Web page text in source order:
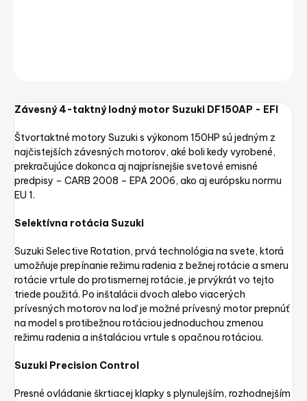
Závesný 4-taktný lodný motor Suzuki DF150AP - EFI
Štvortaktné motory Suzuki s výkonom 150HP sú jedným z
najčistejších závesných motorov, aké boli kedy vyrobené,
prekračujúce dokonca aj najprísnejšie svetové emisné
predpisy – CARB 2008 – EPA 2006, ako aj európsku normu
EU 1.
Selektívna rotácia Suzuki
Suzuki Selective Rotation, prvá technológia na svete, ktorá
umožňuje prepínanie režimu radenia z bežnej rotácie a smeru
rotácie vrtule do protismernej rotácie, je prvýkrát vo tejto
triede použitá. Po inštalácii dvoch alebo viacerých
prívesných motorov na loď je možné prívesný motor prepnúť
na model s protibežnou rotáciou jednoduchou zmenou
režimu radenia a inštaláciou vrtule s opačnou rotáciou.
Suzuki Precision Control
Presné ovládanie škrtiacej klapky s plynulejším, rozhodnejším